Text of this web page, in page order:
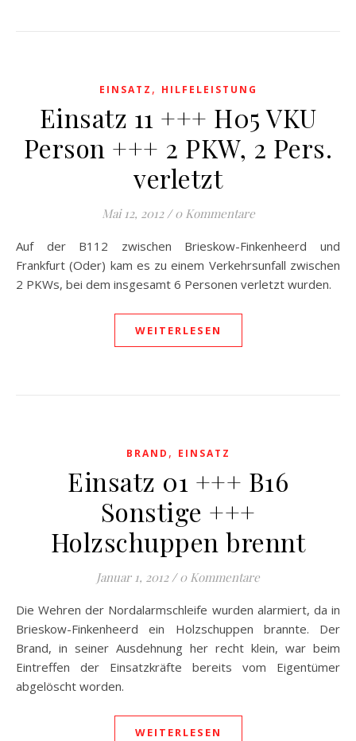
EINSATZ , HILFELEISTUNG
Einsatz 11 +++ H05 VKU
Person +++ 2 PKW, 2 Pers.
verletzt
Mai 12, 2012 / 0 Kommentare
Auf der B112 zwischen Brieskow-Finkenheerd und
Frankfurt (Oder) kam es zu einem Verkehrsunfall zwischen
2 PKWs, bei dem insgesamt 6 Personen verletzt wurden.
WEITERLESEN
BRAND , EINSATZ
Einsatz 01 +++ B16
Sonstige +++
Holzschuppen brennt
Januar 1, 2012 / 0 Kommentare
Die Wehren der Nordalarmschleife wurden alarmiert, da in
Brieskow-Finkenheerd ein Holzschuppen brannte. Der
Brand, in seiner Ausdehnung her recht klein, war beim
Eintreffen der Einsatzkräfte bereits vom Eigentümer
abgelöscht worden.
WEITERLESEN